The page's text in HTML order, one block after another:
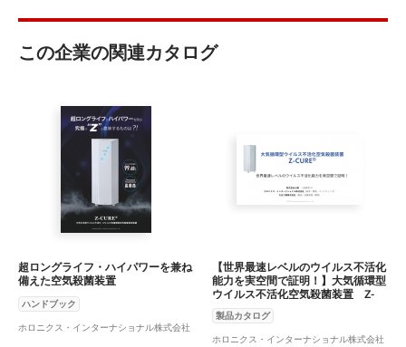
この企業の関連カタログ
超ロングライフ・ハイパワーを兼ね
備えた空気殺菌装置
ハンドブック
ホロニクス・インターナショナル株式会社
【世界最速レベルのウイルス不活化
能力を実空間で証明！】大気循環型
ウイルス不活化空気殺菌装置 Z-
CURE®
製品カタログ
ホロニクス・インターナショナル株式会社